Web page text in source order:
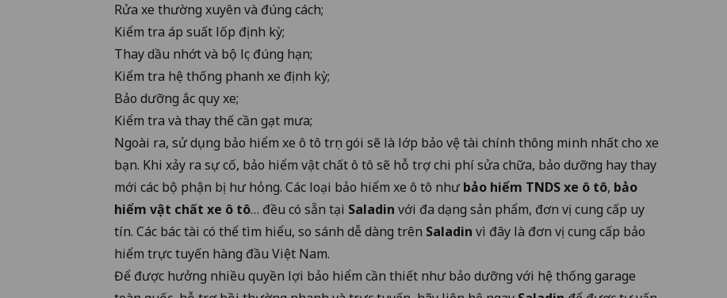
Rửa xe thường xuyên và đúng cách;
Kiểm tra áp suất lốp định kỳ;
Thay dầu nhớt và bộ lọc đúng hạn;
Kiểm tra hệ thống phanh xe định kỳ;
Bảo dưỡng ắc quy xe;
Kiểm tra và thay thế cần gạt mưa;
Ngoài ra, sử dụng bảo hiểm xe ô tô trọn gói sẽ là lớp bảo vệ tài chính thông minh nhất cho xe
bạn. Khi xảy ra sự cố, bảo hiểm vật chất ô tô sẽ hỗ trợ chi phí sửa chữa, bảo dưỡng hay thay
mới các bộ phận bị hư hỏng. Các loại bảo hiểm xe ô tô nhưbảo hiểm TNDS xe ô tô, bảo
hiểm vật chất xe ô tô… đều có sẵn tại Saladin với đa dạng sản phẩm, đơn vị cung cấp uy
tín. Các bác tài có thể tìm hiểu, so sánh dễ dàng trên Saladin vì đây là đơn vị cung cấp bảo
hiểm trực tuyến hàng đầu Việt Nam.
Để được hưởng nhiều quyền lợi bảo hiểm cần thiết như bảo dưỡng với hệ thống garage